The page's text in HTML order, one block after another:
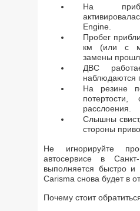
На
Engine.
Пробег
км (или с
замены
ДВС
наблюдаются
На резине
расслоения.
Слышны
стороны
Не игнорируйте
автосервисе в
выполняется быстро
Carisma снова будет в
Почему стоит